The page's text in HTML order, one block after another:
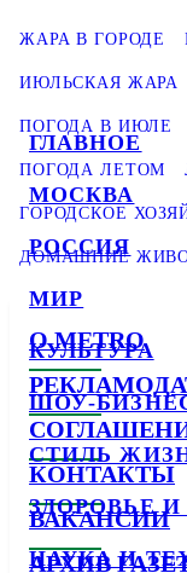
ГЛАВНОЕ
МОСКВА
РОССИЯ
МИР
КУЛЬТУРА
ШОУ-
СТИЛЬ
ЗДОРОВЬЕ
НАУКА И
ЖАРА В ГОРОДЕ
ИЮЛЬСКАЯ ЖАРА
ПОГОДА В ИЮЛЕ
ПОГОДА ЛЕТОМ
ГОРОДСКОЕ
ДОМАШНИЕ
О METRO
КОНТАКТЫ
ВАКАНСИИ
АРХИВ